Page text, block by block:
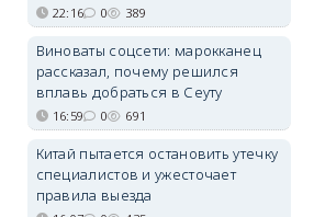
22:16 0 389
Виноваты соцсети: марокканец
рассказал, почему решился
вплавь добраться в Сеуту
16:59 0 691
Китай пытается остановить утечку
специалистов и ужесточает
правила выезда